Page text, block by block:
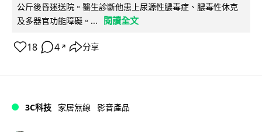
公斤後昏迷送院。醫生診斷他患上尿源性膿毒症、膿毒性休克
及多器官功能障礙。...
閱讀全文
18 4 ↗ 分享
3C科技 家居無線 影音產品